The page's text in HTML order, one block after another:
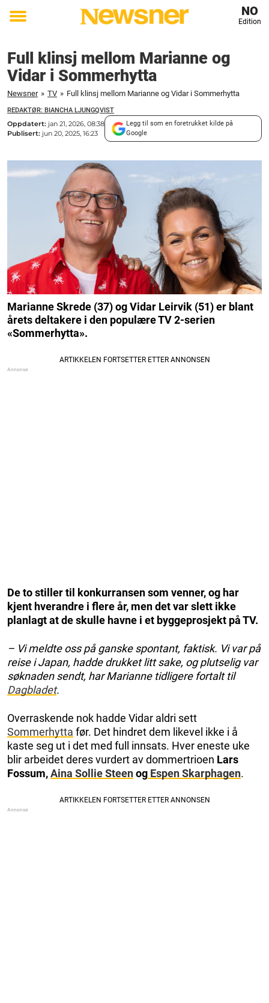
Toggle
NO
Edition
Full klinsj mellom Marianne og
Vidar i Sommerhytta
Newsner » TV » Full klinsj mellom Marianne og Vidar i Sommerhytta
REDAKTØR: BIANCHA LJUNGQVIST
Oppdatert: jan 21, 2026, 08:38
Publisert: jun 20, 2025, 16:23
Legg til som en foretrukket kilde på
Google
Marianne Skrede (37) og Vidar Leirvik (51) er blant
årets deltakere i den populære TV 2-serien
«Sommerhytta».
De to stiller til konkurransen som venner, og har
kjent hverandre i flere år, men det var slett ikke
planlagt at de skulle havne i et byggeprosjekt på TV.
– Vi meldte oss på ganske spontant, faktisk. Vi var på
reise i Japan, hadde drukket litt sake, og plutselig var
søknaden sendt, har Marianne tidligere fortalt til
Dagbladet.
Overraskende nok hadde Vidar aldri sett
Sommerhytta før. Det hindret dem likevel ikke i å
kaste seg ut i det med full innsats. Hver eneste uke
blir arbeidet deres vurdert av dommertrioen Lars
Fossum,Aina Sollie Steenog Espen Skarphagen.